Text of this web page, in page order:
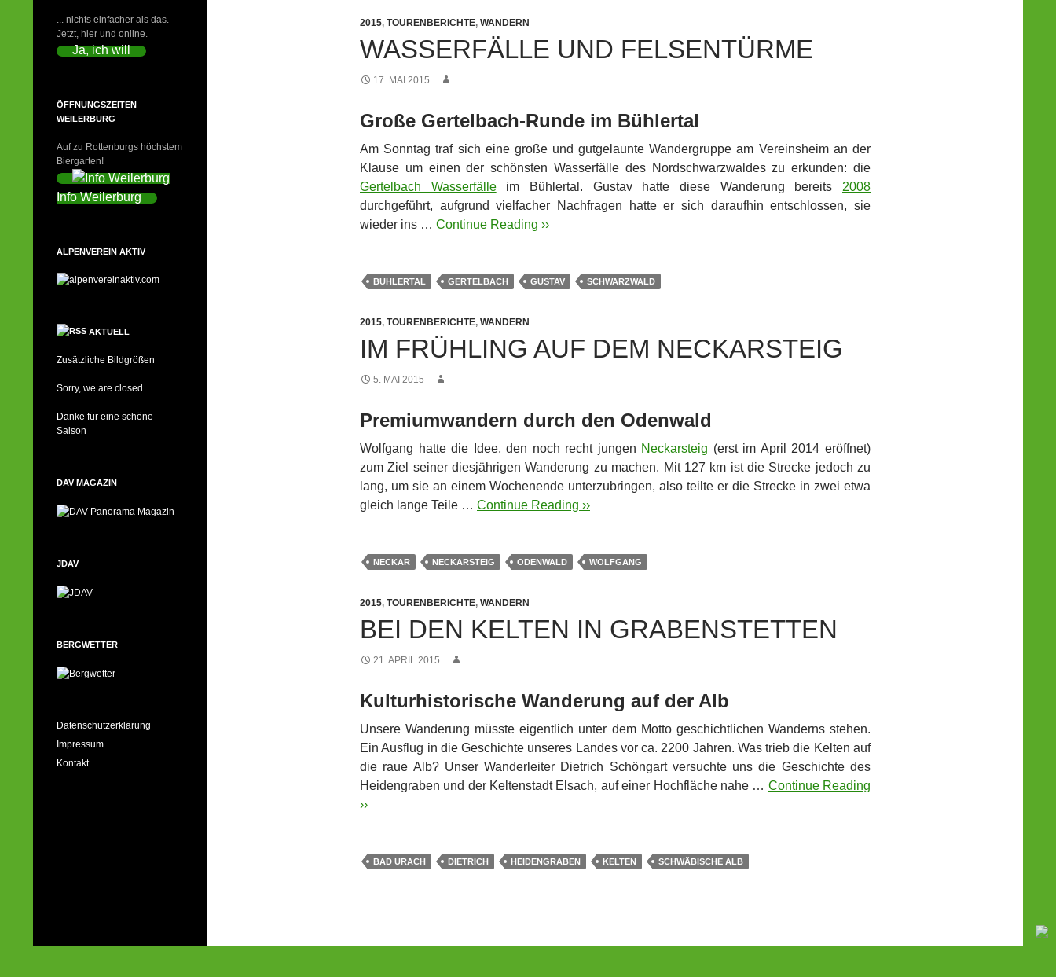
2015, TOURENBERICHTE, WANDERN
WASSERFÄLLE UND FELSENTÜRME
17. MAI 2015
Große Gertelbach-Runde im Bühlertal
Am Sonntag traf sich eine große und gutgelaunte Wandergruppe am Vereinsheim an der
Klause um einen der schönsten Wasserfälle des Nordschwarzwaldes zu erkunden: die
Gertelbach Wasserfälleim Bühlertal. Gustav hatte diese Wanderung bereits 2008
durchgeführt, aufgrund vielfacher Nachfragen hatte er sich daraufhin entschlossen, sie
wieder ins … Continue Reading ››
BÜHLERTAL GERTELBACH GUSTAV SCHWARZWALD
2015, TOURENBERICHTE, WANDERN
IM FRÜHLING AUF DEM NECKARSTEIG
5. MAI 2015
Premiumwandern durch den Odenwald
Wolfgang hatte die Idee, den noch recht jungen Neckarsteig (erst im April 2014 eröffnet)
zum Ziel seiner diesjährigen Wanderung zu machen. Mit 127 km ist die Strecke jedoch zu
lang, um sie an einem Wochenende unterzubringen, also teilte er die Strecke in zwei etwa
gleich lange Teile … Continue Reading ››
NECKAR NECKARSTEIG ODENWALD WOLFGANG
2015, TOURENBERICHTE, WANDERN
BEI DEN KELTEN IN GRABENSTETTEN
21. APRIL 2015
Kulturhistorische Wanderung auf der Alb
Unsere Wanderung müsste eigentlich unter dem Motto geschichtlichen Wanderns stehen.
Ein Ausflug in die Geschichte unseres Landes vor ca. 2200 Jahren. Was trieb die Kelten auf
die raue Alb? Unser Wanderleiter Dietrich Schöngart versuchte uns die Geschichte des
Heidengraben und der Keltenstadt Elsach, auf einer Hochfläche nahe … Continue Reading
››
BAD URACH DIETRICH HEIDENGRABEN KELTEN SCHWÄBISCHE ALB
... nichts einfacher als das.
Jetzt, hier und online.
Ja, ich will
ÖFFNUNGSZEITEN
WEILERBURG
Auf zu Rottenburgs höchstem
Biergarten!
Info Weilerburg
ALPENVEREIN AKTIV
AKTUELL
Zusätzliche Bildgrößen
Sorry, we are closed
Danke für eine schöne
Saison
DAV MAGAZIN
JDAV
BERGWETTER
Datenschutzerklärung
Impressum
Kontakt